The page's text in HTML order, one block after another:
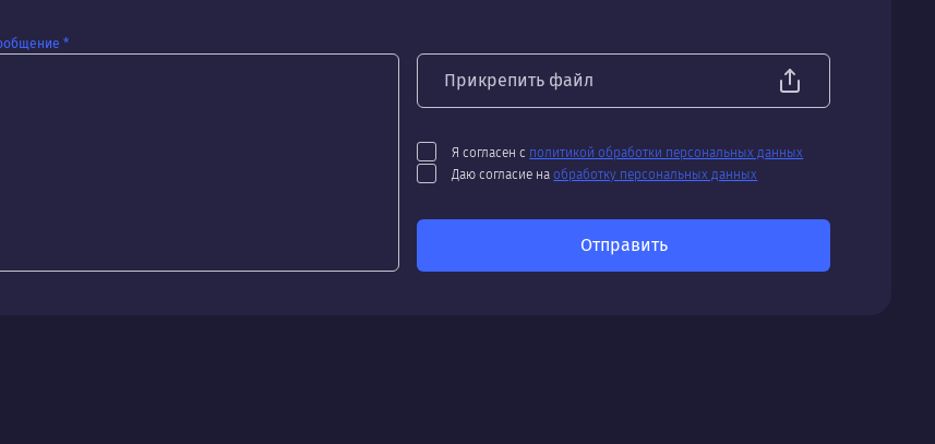
*
Прикрепить файл
Я согласен с политикой обработки персональных данных
Даю согласие наобработку персональных данных
Отправить